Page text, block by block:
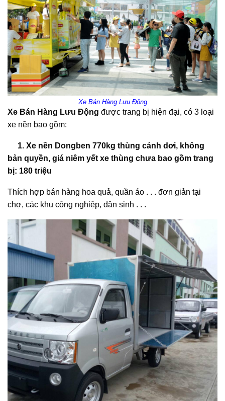
Xe Bán Hàng Lưu Động
Xe Bán Hàng Lưu Động được trang bị hiện đại, có 3 loại
xe nền bao gồm:
1. Xe nền Dongben 770kg thùng cánh dơi, không
bản quyền, giá niêm yết xe thùng chưa bao gồm trang
bị: 180 triệu
Thích hợp bán hàng hoa quả, quần áo . . . đơn giản tại
chợ, các khu công nghiệp, dân sinh . . .